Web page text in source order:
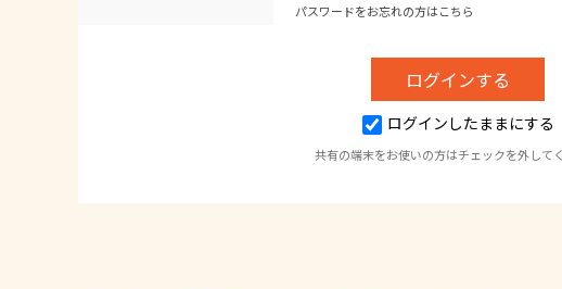
パスワードをお忘れの方はこちら
ログインしたままにする
共有の端末をお使いの方はチェックを外して